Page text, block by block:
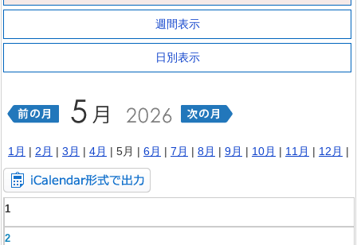
週間表示
日別表示
1月 | 2月 | 3月 | 4月 | 5月 | 6月 | 7月 | 8月 | 9月 | 10月 | 11月 | 12月 |
1
2